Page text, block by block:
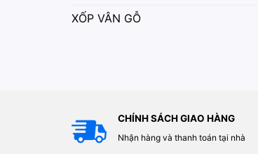
XỐP VÂN GỖ
CHÍNH SÁCH GIAO HÀNG
Nhận hàng và thanh toán tại nhà